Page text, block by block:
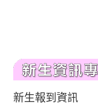
新生報到資訊